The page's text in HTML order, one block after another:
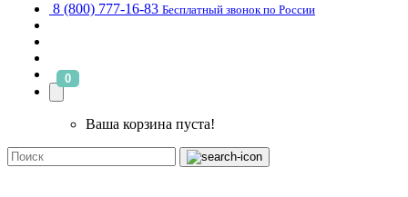
8 (800) 777-16-83 Бесплатный звонок по России
0
Ваша корзина пуста!